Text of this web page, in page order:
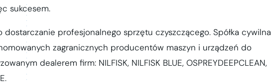
sukcesem.
dostarczanie profesjonalnego sprzętu czyszczącego. Spółka cywilna
zagranicznych producentów maszyn i urządzeń do
dealerem firm: NILFISK, NILFISK BLUE, OSPREYDEEPCLEAN,